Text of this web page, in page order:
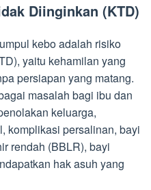
Diinginkan (KTD)
kebo adalah risiko
yaitu kehamilan yang
persiapan yang matang.
masalah bagi ibu dan
keluarga,
komplikasi persalinan, bayi
rendah (BBLR), bayi
hak asuh yang